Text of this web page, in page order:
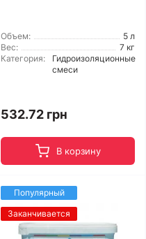
Объем:
5 л
Вес:
7 кг
Категория:
Гидроизоляционные
смеси
532.72 грн
В корзину
Популярный
Заканчивается